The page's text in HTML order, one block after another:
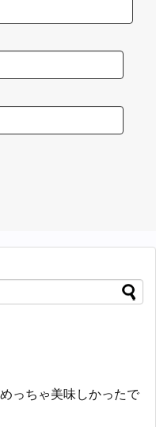
っちゃ美味しかったで